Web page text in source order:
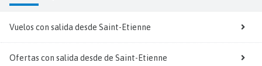
Vuelos con salida desde Saint-Etienne
Ofertas con salida desde de Saint-Etienne